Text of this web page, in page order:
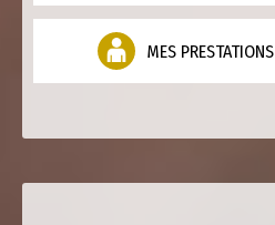
MES PRESTATIONS